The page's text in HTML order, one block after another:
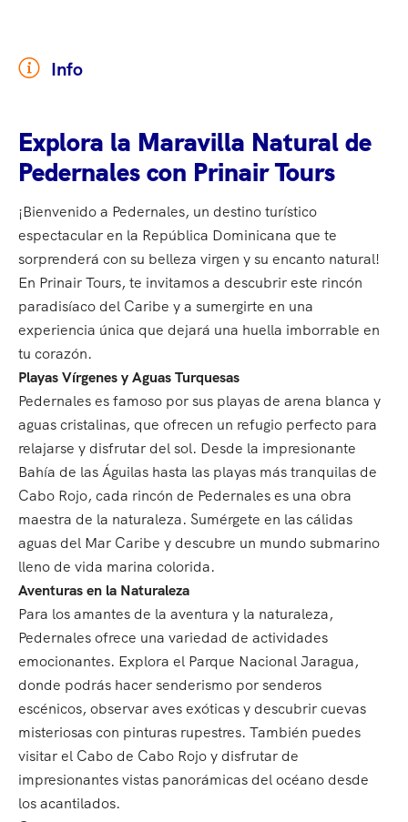
Info
Explora la Maravilla Natural de
Pedernales con Prinair Tours
¡Bienvenido a Pedernales, un destino turístico
espectacular en la República Dominicana que te
sorprenderá con su belleza virgen y su encanto natural!
En Prinair Tours, te invitamos a descubrir este rincón
paradisíaco del Caribe y a sumergirte en una
experiencia única que dejará una huella imborrable en
tu corazón.
Playas Vírgenes y Aguas Turquesas
Pedernales es famoso por sus playas de arena blanca y
aguas cristalinas, que ofrecen un refugio perfecto para
relajarse y disfrutar del sol. Desde la impresionante
Bahía de las Águilas hasta las playas más tranquilas de
Cabo Rojo, cada rincón de Pedernales es una obra
maestra de la naturaleza. Sumérgete en las cálidas
aguas del Mar Caribe y descubre un mundo submarino
lleno de vida marina colorida.
Aventuras en la Naturaleza
Para los amantes de la aventura y la naturaleza,
Pedernales ofrece una variedad de actividades
emocionantes. Explora el Parque Nacional Jaragua,
donde podrás hacer senderismo por senderos
escénicos, observar aves exóticas y descubrir cuevas
misteriosas con pinturas rupestres. También puedes
visitar el Cabo de Cabo Rojo y disfrutar de
impresionantes vistas panorámicas del océano desde
los acantilados.